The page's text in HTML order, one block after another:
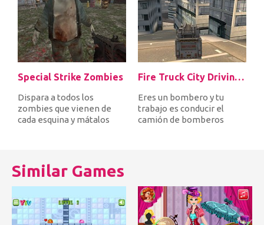
Special Strike Zombies
Dispara a todos los
zombies que vienen de
cada esquina y mátalos
Fire Truck City Driving Sim
Eres un bombero y tu
trabajo es conducir el
camión de bomberos
Similar Games